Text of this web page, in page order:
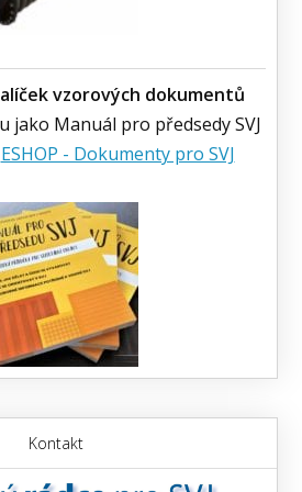
vzorových dokumentů
jako Manuál pro předsedy SVJ
ESHOP - Dokumenty pro SVJ
Kontakt